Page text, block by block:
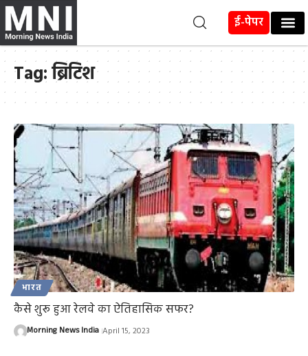
ई-पेपर
Tag:ब्रिटिश
भारत
कैसे शुरू हुआ रेलवे का ऐतिहासिक सफर?
Morning News India April 15, 2023